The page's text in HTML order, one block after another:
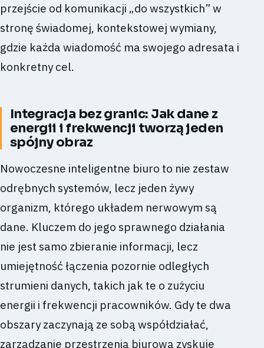
przejście od komunikacji „do wszystkich” w
stronę świadomej, kontekstowej wymiany,
gdzie każda wiadomość ma swojego adresata i
konkretny cel.
Integracja bez granic: Jak dane z
energii i frekwencji tworzą jeden
spójny obraz
Nowoczesne inteligentne biuro to nie zestaw
odrębnych systemów, lecz jeden żywy
organizm, którego układem nerwowym są
dane. Kluczem do jego sprawnego działania
nie jest samo zbieranie informacji, lecz
umiejętność łączenia pozornie odległych
strumieni danych, takich jak te o zużyciu
energii i frekwencji pracowników. Gdy te dwa
obszary zaczynają ze sobą współdziałać,
zarządzanie przestrzenią biurową zyskuje